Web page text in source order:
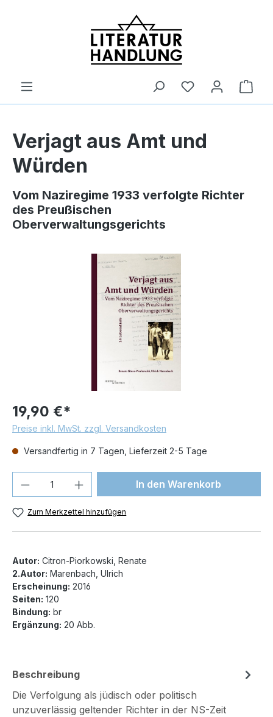
Verjagt aus Amt und
Würden
Vom Naziregime 1933 verfolgte Richter
des Preußischen
Oberverwaltungsgerichts
Bildergalerie überspringen
19,90 €*
Preise inkl. MwSt. zzgl. Versandkosten
Versandfertig in 7 Tagen, Lieferzeit 2-5 Tage
Produkt Anzahl: Gib denIn den Warenkorb
Zum Merkzettel hinzufügen
Autor: Citron-Piorkowski, Renate
2.Autor: Marenbach, Ulrich
Erscheinung: 2016
Seiten: 120
Bindung: br
Ergänzung: 20 Abb.
Beschreibung
Die Verfolgung als jüdisch oder politisch
unzuverlässig geltender Richter in der NS-Zeit